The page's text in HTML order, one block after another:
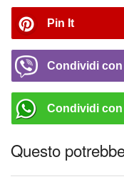
Pin It
Condividi
Condividi
Questo